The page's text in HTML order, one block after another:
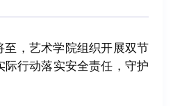
至，艺术学院组织开展双节
际行动落实安全责任，守护